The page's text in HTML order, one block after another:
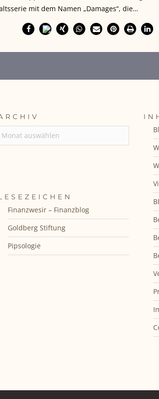
mit dem Namen „Damages“, die…
Finanzwesir – Finanzblog
Goldberg Stiftung
Pipsologie